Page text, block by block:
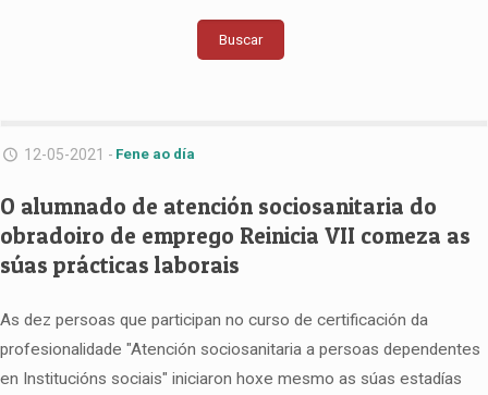
Buscar
12-05-2021 - Fene ao día
O alumnado de atención sociosanitaria do
obradoiro de emprego Reinicia VII comeza as
súas prácticas laborais
As dez persoas que participan no curso de certificación da
profesionalidade "Atención sociosanitaria a persoas dependentes
en Institucións sociais" iniciaron hoxe mesmo as súas estadías